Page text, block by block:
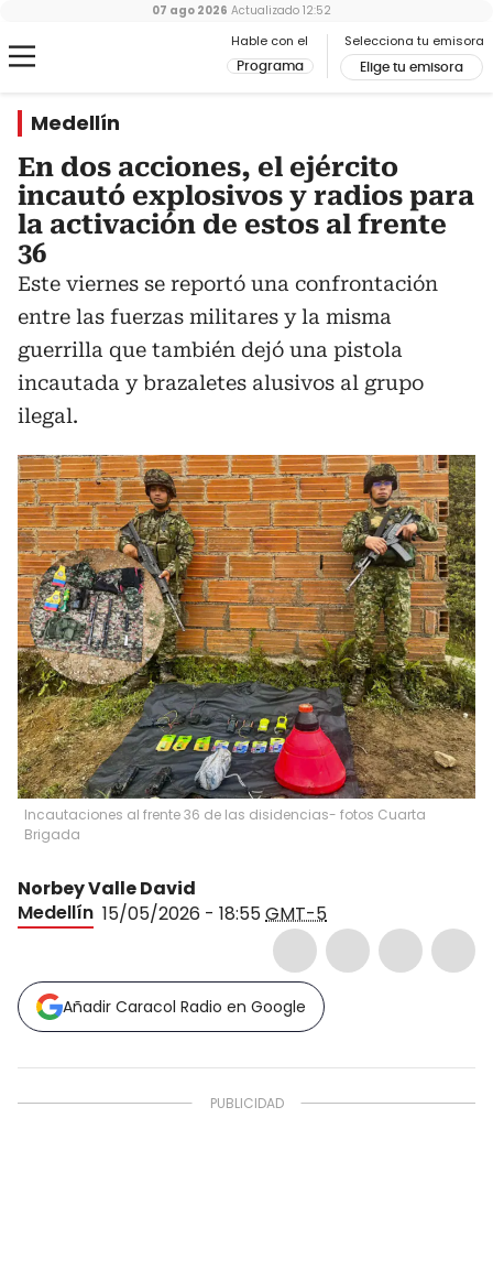
Hable con el
Programa
Selecciona tu emisora
Elige tu emisora
07 ago 2026 Actualizado 12:52
Medellín
En dos acciones, el ejército
incautó explosivos y radios para
la activación de estos al frente
36
Este viernes se reportó una confrontación
entre las fuerzas militares y la misma
guerrilla que también dejó una pistola
incautada y brazaletes alusivos al grupo
ilegal.
Incautaciones al frente 36 de las disidencias- fotos Cuarta
Brigada
Norbey Valle David
Medellín 15/05/2026 - 18:55GMT-5
Añadir Caracol Radio en Google